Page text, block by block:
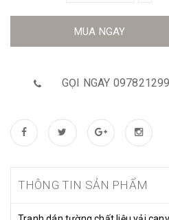
MUA NGAY
GỌI NGAY
THÔNG TIN SẢN PHẨM